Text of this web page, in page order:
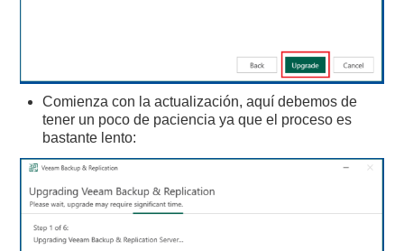
Comienza con la actualización, aquí debemos de
tener un poco de paciencia ya que el proceso es
bastante lento: